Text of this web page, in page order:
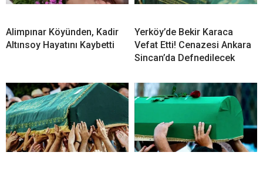
Alimpınar Köyünden, Kadir
Altınsoy Hayatını Kaybetti
Yerköy’de Bekir Karaca
Vefat Etti! Cenazesi Ankara
Sincan’da Defnedilecek